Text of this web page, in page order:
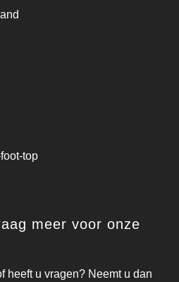
meer voor onze
heeft u vragen? Neemt u dan